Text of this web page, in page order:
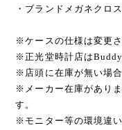
・ブランドメガネクロス
※ケースの仕様は変更
※正光堂時計店は
※店頭に在庫が無い場
※メーカー在庫があり
す。
※モニター等の環境違